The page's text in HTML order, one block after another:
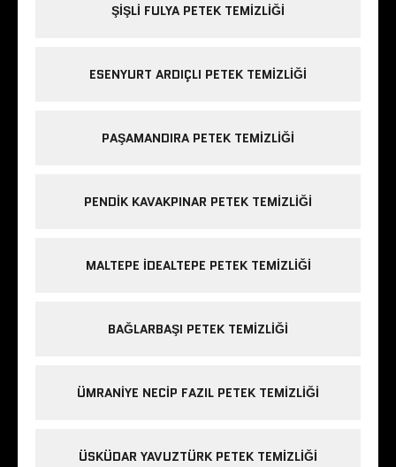
ŞIŞLI FULYA PETEK TEMIZLIĞI
ESENYURT ARDIÇLI PETEK TEMIZLIĞI
PAŞAMANDIRA PETEK TEMIZLIĞI
PENDIK KAVAKPINAR PETEK TEMIZLIĞI
MALTEPE IDEALTEPE PETEK TEMIZLIĞI
BAĞLARBAŞI PETEK TEMIZLIĞI
ÜMRANIYE NECIP FAZIL PETEK TEMIZLIĞI
ÜSKÜDAR YAVUZTÜRK PETEK TEMIZLIĞI